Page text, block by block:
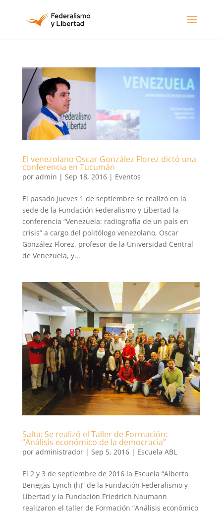
El venezolano Oscar González Florez dictó una
conferencia en Tucumán
por admin | Sep 18, 2016| Eventos
El pasado jueves 1 de septiembre se realizó en la
sede de la Fundación Federalismo y Libertad la
conferencia “Venezuela: radiografía de un país en
crisis” a cargo del politólogo venezolano, Oscar
González Florez, profesor de la Universidad Central
de Venezuela, y...
Salta: Se realizó el Taller de Formación:
“Análisis económico de la democracia”
por administrador| Sep 5, 2016| Escuela ABL
El 2 y 3 de septiembre de 2016 la Escuela “Alberto
Benegas Lynch (h)” de la Fundación Federalismo y
Libertad y la Fundación Friedrich Naumann
realizaron el taller de Formación “Análisis económico